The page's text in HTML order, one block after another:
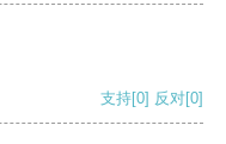
支持[0] 反对[0]